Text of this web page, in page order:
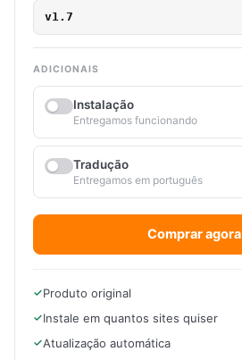
v1.7
ADICIONAIS
Instalação
Entregamos funcionando
Tradução
Entregamos em português
Comprar agora
Produto original
Instale em quantos sites quiser
Atualização automática